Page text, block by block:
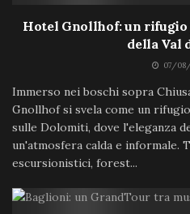
Hotel Gnollhof: un
della Val
07/
Immerso nei boschi sopra
Gnollhof si svela come un
sulle Dolomiti, dove l'eleganza
un'atmosfera calda e informale.
escursionistici, forest...